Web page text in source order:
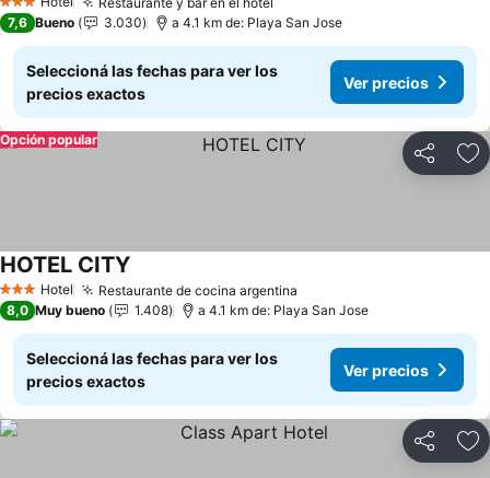
3 Estrellas
7,6 Bueno 3.030 a 4.1 km de: Playa San Jose
Seleccioná las fechas para ver los
precios exactos
Ver precios
Compartir
Opción popular
3 Estrellas
Hotel Restaurante de cocina argentina
HOTEL CITY
8,0 Muy bueno 1.408 a 4.1 km de: Playa San Jose
Seleccioná las fechas para ver los
precios exactos
Ver precios
Compartir